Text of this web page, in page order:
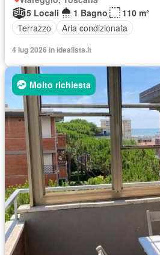
5 Locali
1 Bagno
110 m²
Terrazzo
Aria condizionata
4 lug 2026 in idealista.it
Molto richiesta